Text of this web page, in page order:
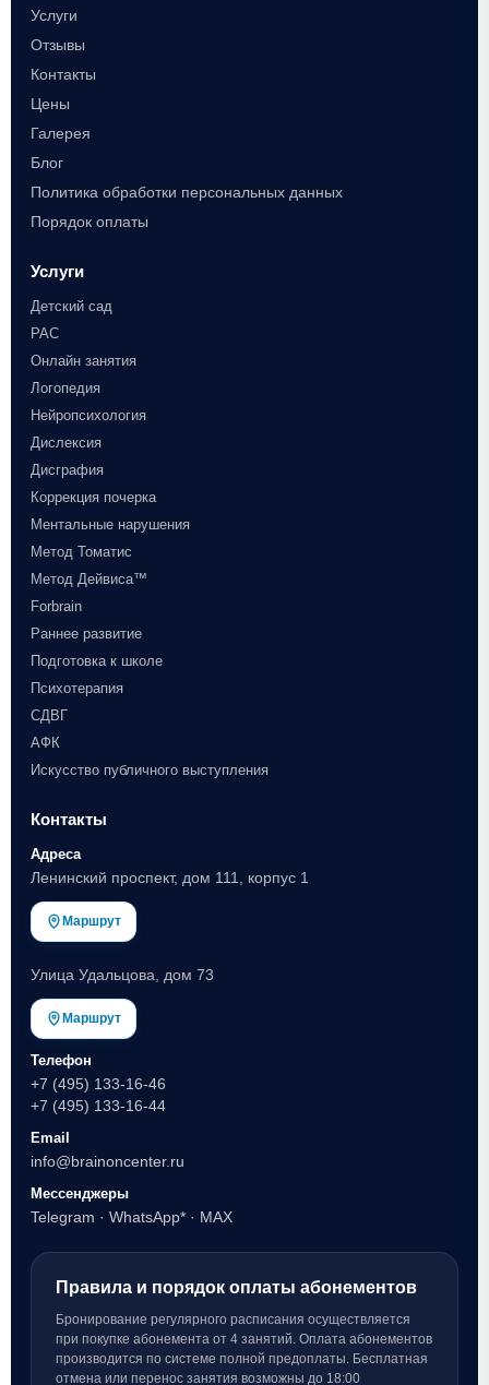
Услуги
Отзывы
Контакты
Цены
Галерея
Блог
Политика обработки персональных данных
Порядок оплаты
Услуги
Детский сад
РАС
Онлайн занятия
Логопедия
Нейропсихология
Дислексия
Дисграфия
Коррекция почерка
Ментальные нарушения
Метод Томатис
Метод Дейвиса™
Forbrain
Раннее развитие
Подготовка к школе
Психотерапия
СДВГ
АФК
Искусство публичного выступления
Контакты
Адреса
Ленинский проспект, дом 111, корпус 1
Маршрут
Улица Удальцова, дом 73
Маршрут
Телефон
+7 (495) 133-16-46
+7 (495) 133-16-44
Email
info@brainoncenter.ru
Мессенджеры
Telegram · WhatsApp* · MAX
Правила и порядок оплаты абонементов
Бронирование регулярного расписания осуществляется
при покупке абонемента от 4 занятий. Оплата абонементов
производится по системе полной предоплаты. Бесплатная
отмена или перенос занятия возможны до 18:00